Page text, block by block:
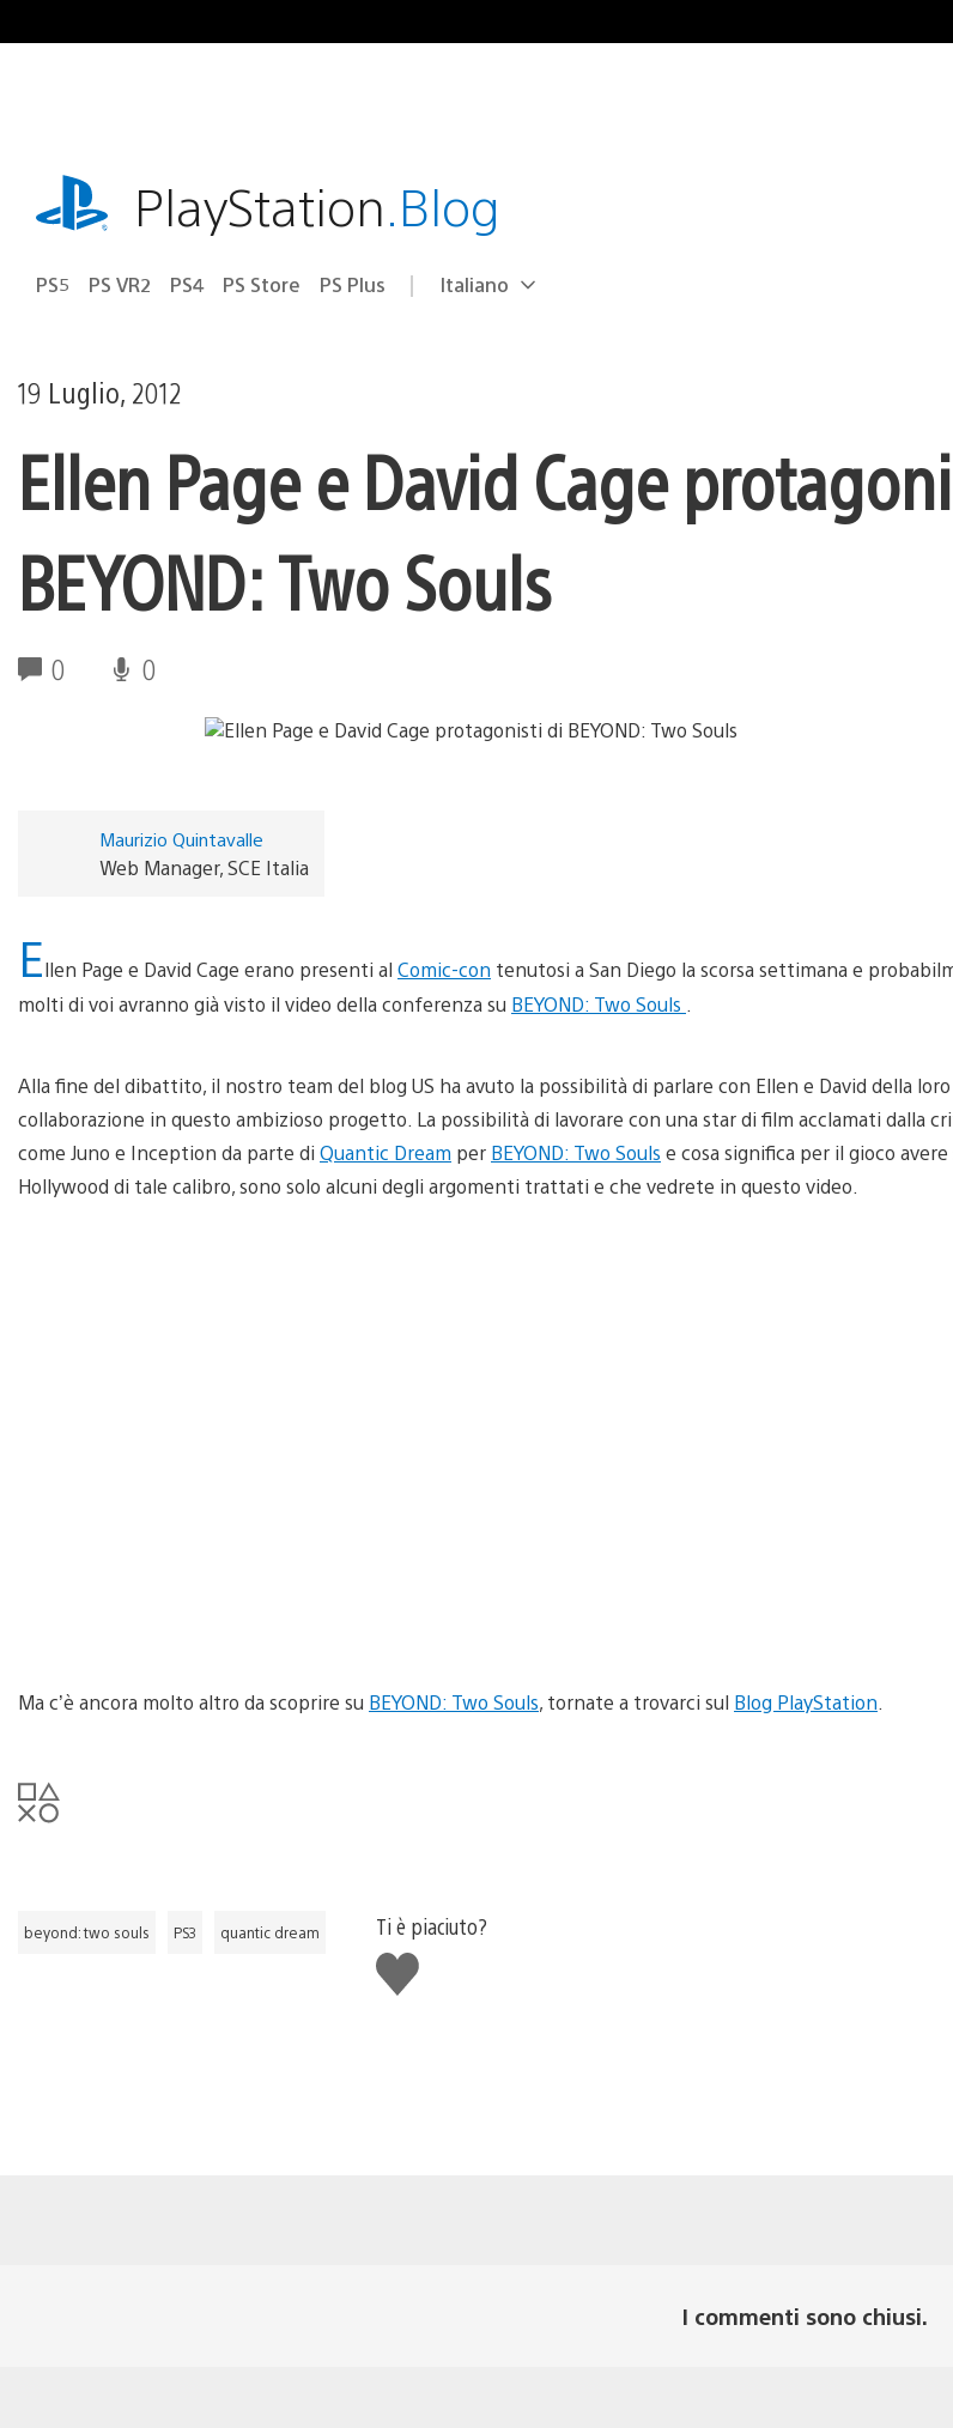
al
playstation.comPlayStation.Blog
PS5 PS VR2 PS4 PS Store PS Plus Seleziona
Regione
Italiano
19 Luglio, 2012
Ellen Page e David Cage
BEYOND: Two Souls
0 0
Maurizio Quintavalle
Web Manager, SCE Italia
Ellen Page e David Cage erano presenti al Comic-con tenutosi a San Diego la scorsa settimana e
molti di voi avranno già visto il video della conferenza su BEYOND: Two Souls
Alla fine del dibattito, il nostro team del blog US ha avuto la possibilità di parlare con Ellen e David della loro
collaborazione in questo ambizioso progetto. La possibilità di lavorare con una star di film acclamati dalla
come Juno e Inception da parte di Quantic Dream per BEYOND: Two Souls e cosa significa per il gioco
Hollywood di tale calibro, sono solo alcuni degli argomenti trattati e che vedrete in questo video.
Ma c’è ancora molto altro da scoprire su BEYOND: Two Souls, tornate a trovarci sul Blog PlayStation
beyond: two souls PS3 quantic dream
Ti è piaciuto?
Mi
piace
I commenti sono chiusi.